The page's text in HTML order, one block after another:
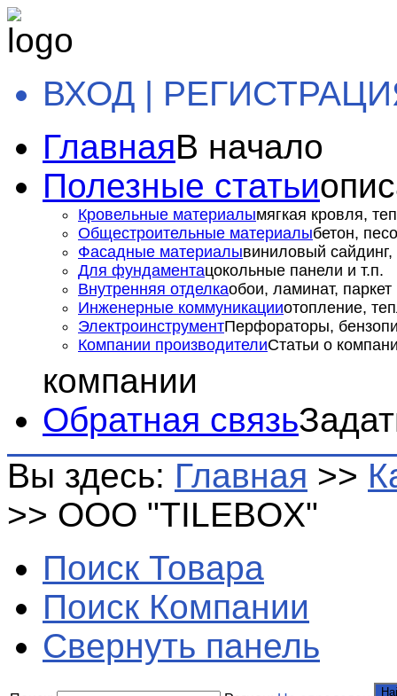
ВХОД |
ГлавнаяВ начало
Полезные статьи
Кровельные материалымягкая кровля,
Общестроительные материалыбетон,
Фасадные материалывиниловый сайдинг,
Для фундаментацокольные панели и т.п.
Внутренняя отделкаобои, ламинат, паркет
Инженерные коммуникацииотопление,
ЭлектроинструментПерфораторы,
Компании производителиСтатьи о
компании
Обратная связь
Вы здесь: Главная >>
>> ООО "TILEBOX"
Поиск Товара
Поиск Компании
Свернуть панель